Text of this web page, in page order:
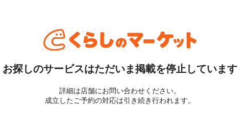
お探しのサービスはただいま掲載を停止しています
詳細は店舗にお問い合わせください。
成立したご予約の対応は引き続き行われます。